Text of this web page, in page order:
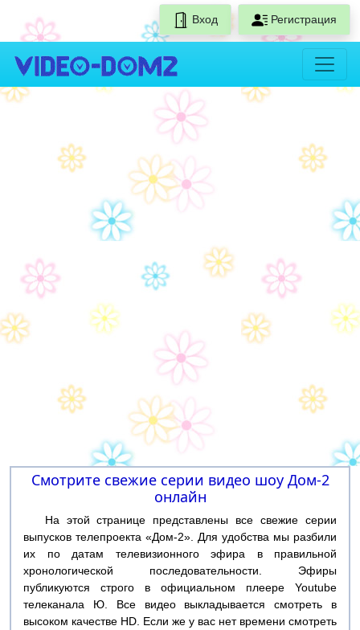
Вход Регистрация
Смотрите свежие серии видео шоу Дом-2
онлайн
На этой странице представлены все свежие серии
выпусков телепроекта «Дом-2». Для удобства мы разбили
их по датам телевизионного эфира в правильной
хронологической последовательности. Эфиры
публикуются строго в официальном плеере Youtube
телеканала Ю. Все видео выкладывается смотреть в
высоком качестве HD. Если же у вас нет времени смотреть